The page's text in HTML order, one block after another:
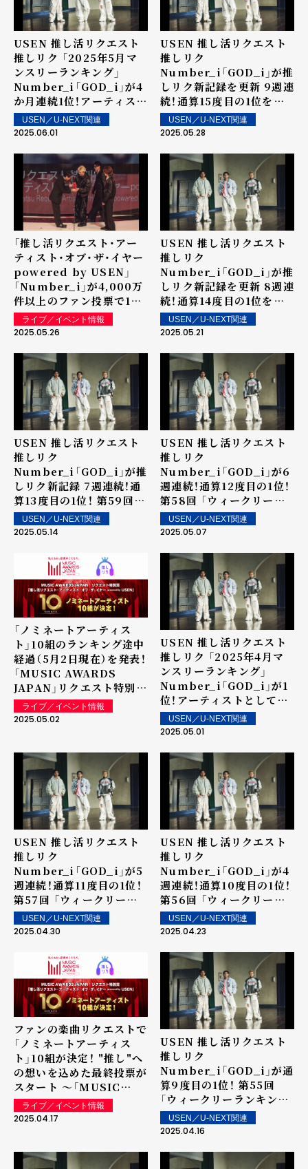
USEN 推し活リクエスト
推しリク 「2025年5月マ
ンスリーランキング」
Number_i「GOD_i」が4
か月連続1位！アーティスト
としては6か月連続の1位
を記録！
USEN／U-NEXT関連
2025.06.01
USEN 推し活リクエスト
推しリク
Number_i「GOD_i」が推
しリク新記録を更新 9週連
続！通算15度目の1位を獲
得！ 第61回 「ウィークリー
ランキング」を発表～ 上位
内で配信！
USEN／U-NEXT関連
2025.05.28
「推し活リクエスト・アー
ティスト・オブ・ザ・イヤー
powered by USEN」
「Number_i」が4,000万
件以上のファン投票で1位
に決定！ 5/22（木）
「MUSIC AWARDS
Ceremony」で発表・表彰
ライブ／イベント情報
2025.05.26
USEN 推し活リクエスト
推しリク
Number_i「GOD_i」が推
しリク新記録を更新 8週連
続！通算14度目の1位を獲
得！ 第60回 「ウィークリ
ーランキング」を発表～ 上
店内で配信！
USEN／U-NEXT関連
2025.05.21
USEN 推し活リクエスト
推しリク
Number_i「GOD_i」が推
しリク新記録 7週連続！通
算13度目の1位！ 第59回
「ウィークリーランキン
グ」を発表～ 上位ランクイ
USEN／U-NEXT関連
2025.05.14
USEN 推し活リクエスト
推しリク
Number_i「GOD_i」が6
週連続！通算12度目の1位！
第58回 「ウィークリーラ
ンキング」を発表～ 上位ラ
ンクイン楽曲は街中・店内
USEN／U-NEXT関連
2025.05.07
「ノミネートアーティス
ト」10組のランキング途中
経過（5月2日現在）を発表！
「MUSIC AWARDS
JAPAN」リクエスト特別賞
「推し活リクエスト・アー
ティスト・オブ・ザ・イヤー
ライブ／イベント情報
2025.05.02
USEN 推し活リクエスト
推しリク 「2025年4月マ
ンスリーランキング」
Number_i「GOD_i」が1
位！アーティストとしては
5か月連続の1位を記録！
USEN／U-NEXT関連
2025.05.01
USEN 推し活リクエスト
推しリク
Number_i「GOD_i」が5
週連続！通算11度目の1位！
第57回 「ウィークリーラ
ンキング」を発表～ 上位ラ
ンクイン楽曲は街中・店内
USEN／U-NEXT関連
2025.04.30
USEN 推し活リクエスト
推しリク
Number_i「GOD_i」が4
週連続！通算10度目の1位！
第56回 「ウィークリーラ
ンキング」を発表～ 上位ラ
ンクイン楽曲は街中・店内
USEN／U-NEXT関連
2025.04.23
ファンの楽曲リクエストで
「ノミネートアーティス
ト」10組が決定！ "推し"へ
の想いを込めた最終投票が
スタート ～「MUSIC
AWARDS JAPAN」リクエ
スト特別賞 「推し活リクエ
USEN」の表彰に向けて～
ライブ／イベント情報
2025.04.17
USEN 推し活リクエスト
推しリク
Number_i「GOD_i」が通
算9度目の1位！ 第55回
「ウィークリーランキン
グ」を発表～ 上位ランクイ
ン楽曲は街中・店内で配
USEN／U-NEXT関連
2025.04.16